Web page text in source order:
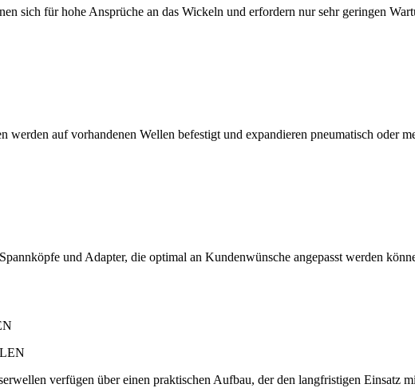
sich für hohe Ansprüche an das Wickeln und erfordern nur sehr geringen
werden auf vorhandenen Wellen befestigt und expandieren pneumatisch oder
und Adapter, die optimal an Kundenwünsche angepasst werden
verfügen über einen praktischen Aufbau, der den langfristigen Einsatz